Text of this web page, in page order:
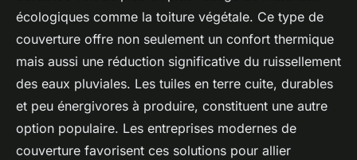
écologiques comme la toiture végétale. Ce type de
couverture offre non seulement un confort thermique
mais aussi une réduction significative du ruissellement
des eaux pluviales. Les tuiles en terre cuite, durables
et peu énergivores à produire, constituent une autre
option populaire. Les entreprises modernes de
couverture favorisent ces solutions pour allier